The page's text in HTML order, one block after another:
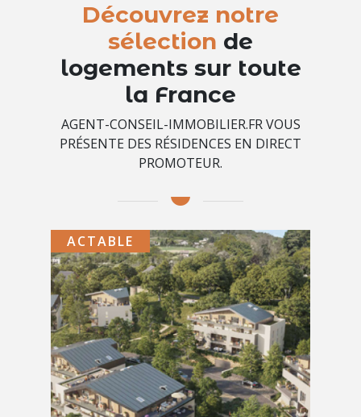
Découvrez notre
sélection de
logements sur toute
la France
AGENT-CONSEIL-IMMOBILIER.FR VOUS
PRÉSENTE DES RÉSIDENCES EN DIRECT
PROMOTEUR.
ACTABLE